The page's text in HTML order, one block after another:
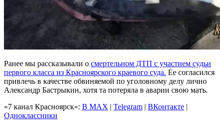
Ранее мы рассказывали о смертельном ДТП с участием судьи
первого класса из Красноярского краевого суда. Ее согласился
привлечь в качестве обвиняемой по уголовному делу лично
Александр Бастрыкин, хотя та потеряла в аварии свою мать.
«7 канал Красноярск»: В MAX | Telegram | ВКонтакте |
Одноклассники